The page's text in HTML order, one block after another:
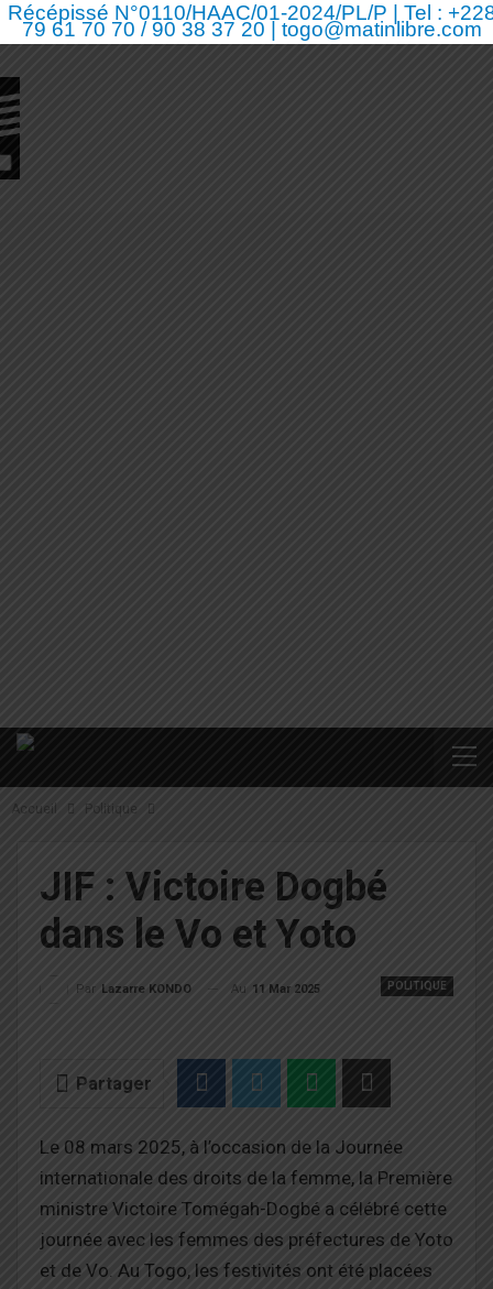
Récépissé N°0110/HAAC/01-2024/PL/P | Tel :
79 61 70 70 / 90 38 37 20 | togo@matinlibre.com
Accueil Politique
JIF : Victoire Dogbé
dans le Vo et Yoto
POLITIQUE
Par Lazarre KONDO Au 11 Mar 2025
Partager
Le 08 mars 2025, à l’occasion de la Journée
internationale des droits de la femme, la Première
ministre Victoire Tomégah-Dogbé a célébré cette
journée avec les femmes des préfectures de Yoto
et de Vo. Au Togo, les festivités ont été placées